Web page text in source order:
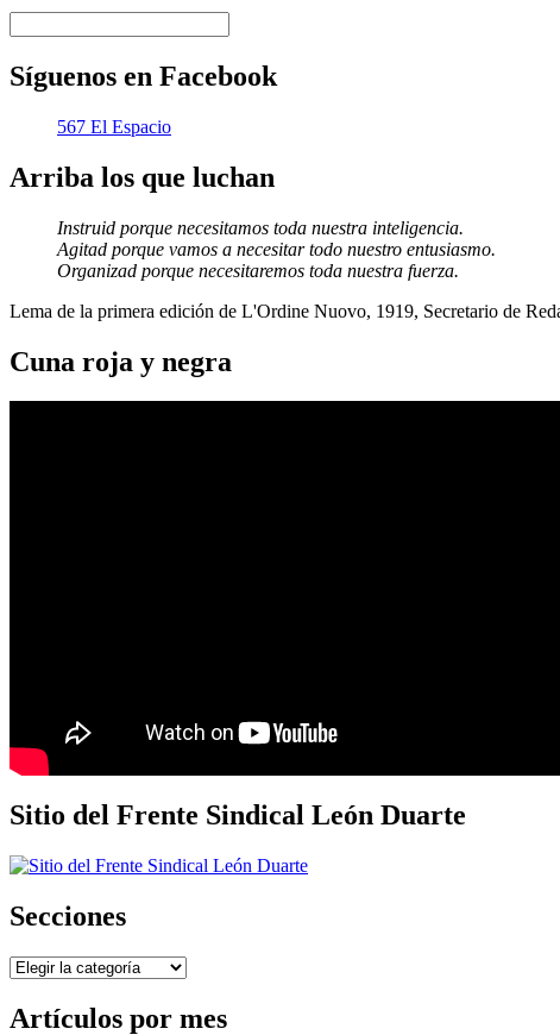
Síguenos en Facebook
567 El Espacio
Arriba los que luchan
Instruid porque necesitamos toda nuestra inteligencia.
Agitad porque vamos a necesitar todo nuestro entusiasmo.
Organizad porque necesitaremos toda nuestra fuerza.
Lema de la primera edición de L'Ordine Nuovo, 1919, Secretario de
Cuna roja y negra
Sitio del Frente Sindical León Duarte
Secciones
Secciones
Artículos por mes